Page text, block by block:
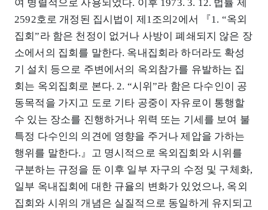
여 병렬적으로 사용되었다. 이후 1973. 3. 12. 법률 제
2592호로 개정된 집시법이 제1조의2에서 『1. “옥외
집회”라 함은 천정이 없거나 사방이 폐쇄되지 않은 장
소에서의 집회를 말한다. 옥내집회라 하더라도 확성
기 설치 등으로 주변에서의 옥외참가를 유발하는 집
회는 옥외집회로 본다. 2. “시위”라 함은 다수인이 공
동목적을 가지고 도로 기타 공중이 자유로이 통행할
수 있는 장소를 진행하거나 위력 또는 기세를 보여 불
특정 다수인의 의견에 영향을 주거나 제압을 가하는
행위를 말한다.』고 명시적으로 옥외집회와 시위를
구분하는 규정을 둔 이후 일부 자구의 수정 및 구체화,
일부 옥내집회에 대한 규율의 변화가 있었으나, 옥외
집회와 시위의 개념은 실질적으로 동일하게 유지되고